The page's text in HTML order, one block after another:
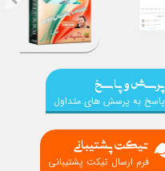
پرسش و پاسخ
پاسخ به پرسش های متداول
تیکت پشتیبانی
فرم ارسال تیکت پشتیبانی